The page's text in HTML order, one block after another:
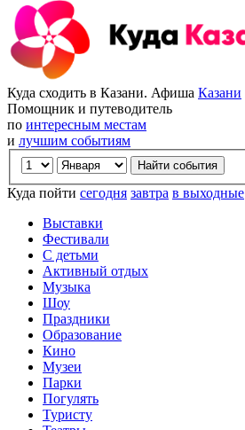
Куда сходить в Казани. Афиша Казани
Помощник и путеводитель
по интересным местам
и лучшим событиям
Куда пойти сегодня завтра в выходные
Выставки
Фестивали
С детьми
Активный отдых
Музыка
Шоу
Праздники
Образование
Кино
Музеи
Парки
Погулять
Туристу